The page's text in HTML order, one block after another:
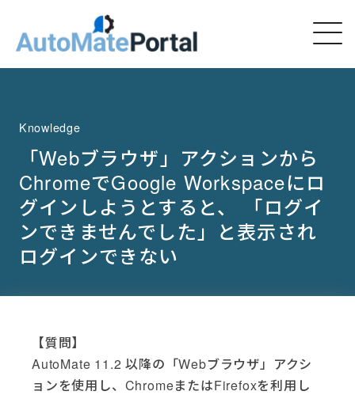
Knowledge
「Webブラウザ」アクションから
ChromeでGoogle Workspaceにロ
グインしようとすると、 「ログイ
ンできませんでした」と表示され
ログインできない
【質問】
AutoMate 11.2 以降の「Webブラウザ」アクシ
ョンを使用し、ChromeまたはFirefoxを利用し